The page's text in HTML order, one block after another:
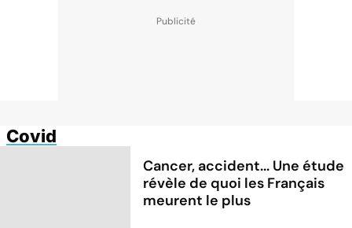
Covid
Cancer, accident... Une étude
révèle de quoi les Français
meurent le plus